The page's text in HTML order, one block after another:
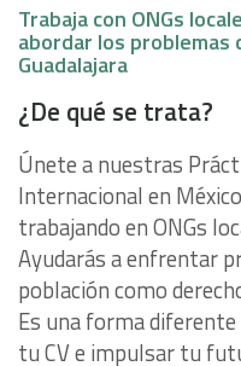
Trabaja con ONGs
abordar los problemas
Guadalajara
¿De qué se trata?
Únete a nuestras
Internacional en
trabajando en ONGs
Ayudarás a enfrentar
población como
Es una forma
tu CV e impulsar tu